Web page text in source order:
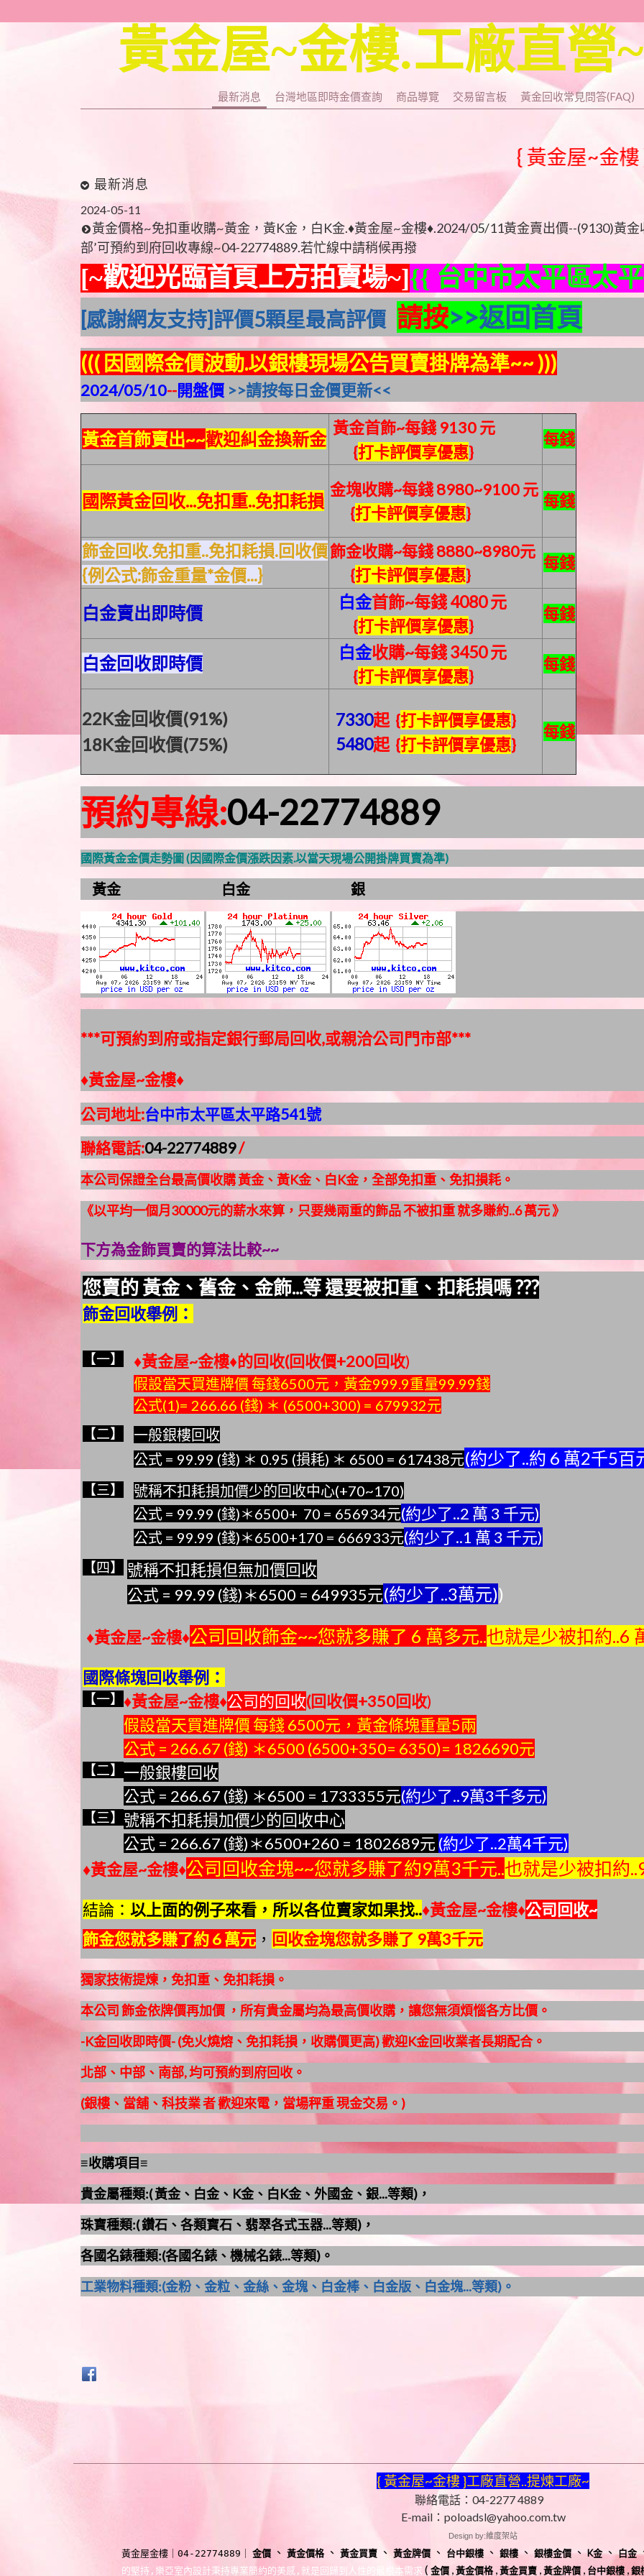
黃金屋~金樓.工廠直營
最新消息 台灣地區即時金價查詢 商品導覽 交易留言板 黃金回收常見問答(FAQ)
{ 黃金屋~金樓 } 工廠
最新消息
2024-05-11
黃金價格~免扣重收購~黃金，黃K金，白K金.♦黃金屋~金樓♦.2024/05/11黃金賣出價--(9130)黃
部’可預約到府回收專線~04-22774889.若忙線中請稍候再撥
[~歡迎光臨首頁上方拍賣場~]{{ 台中市太平區太
[感謝網友支持]評價5顆星最高評價 請按>>返回首頁
((( 因國際金價波動.以銀樓現場公告買賣掛牌為準~~ )))
2024/05/10--開盤價 >>請按每日金價更新<<
黃金首飾賣出~~歡迎糾金換新金
黃金首飾~每錢 9130 元
{打卡評價享優惠}
每錢
國際黃金回收...免扣重..免扣耗損
金塊收購~每錢 8980~9100 元
{打卡評價享優惠}
每錢
飾金回收.免扣重..免扣耗損.回收價
{例公式:飾金重量*金價...}
飾金收購~每錢 8880~8980元
{打卡評價享優惠}
每錢
白金賣出即時價
白金首飾~每錢 4080元
{打卡評價享優惠}
每錢
白金回收即時價
白金收購~每錢 3450元
{打卡評價享優惠}
每錢
22K金回收價(91%)
18K金回收價(75%)
7330起 {打卡評價享優惠}
5480起 {打卡評價享優惠}
每錢
預約專線:04-22774889
國際黃金金價走勢圖 (因國際金價漲跌因素.以當天現場公開掛牌買賣為準)
黃金 白金 銀
***可預約到府或指定銀行郵局回收,或親洽公司門市部***
♦黃金屋~金樓♦
公司地址:台中市太平區太平路541號
聯絡電話:04-22774889/
本公司保證全台最高價收購 黃金、黃K金、白K金，全部免扣重、免扣損耗。
《以平均一個月30000元的薪水來算，只要幾兩重的飾品 不被扣重 就多賺約..6 萬元 》
下方為金飾買賣的算法比較~~
您賣的 黃金、 舊金、 金飾...等 還要被扣重 、 扣耗損嗎 ???
飾金回收舉例：
【一】 ♦黃金屋~金樓♦的回收(回收價+200回收)
假設當天買進牌價 每錢6500元，黃金999.9重量99.99錢
公式(1)= 266.66 (錢) ＊ (6500+300) = 679932元
【二】
一般銀樓回收
公式 = 99.99 (錢) ＊ 0.95 (損耗) ＊ 6500 = 617438元(約少了..約 6 萬2千5百
【三】
號稱不扣耗損加價少的回收中心(+70~170)
公式 = 99.99 (錢)＊6500+ 70 = 656934元(約少了..2 萬 3 千元)
公式 = 99.99 (錢)＊6500+170 = 666933元(約少了..1 萬 3 千元)
【四】
號稱不扣耗損但無加價回收
公式 = 99.99 (錢)＊6500 = 649935元(約少了..3萬元))
♦黃金屋~金樓♦公司回收飾金~~您就多賺了 6 萬多元..也就是少被扣約..6
國際條塊回收舉例：
【一】 ♦黃金屋~金樓♦公司的回收(回收價+350回收)
假設當天買進牌價 每錢 6500元，黃金條塊重量5兩
公式 = 266.67 (錢) ＊6500 (6500+350= 6350)= 1826690元
【二】 一般銀樓回收
公式 = 266.67 (錢) ＊6500 = 1733355元(約少了..9萬3千多元)
【三】 號稱不扣耗損加價少的回收中心
公式 = 266.67 (錢)＊6500+260 = 1802689元 (約少了..2萬4千元)
♦黃金屋~金樓♦公司回收金塊~~您就多賺了約9萬3千元..也就是少被扣約
結論： 以上面的例子來看 ， 所以各位賣家如果找..♦黃金屋~金樓♦公司回收~
飾金您就多賺了約 6 萬元 ， 回收金塊您就多賺了 9萬3千元
獨家技術提煉，免扣重、免扣耗損。
本公司 飾金依牌價再加價 ，所有貴金屬均為最高價收購，讓您無須煩惱各方比價。
-K金回收即時價- (免火燒熔、免扣耗損，收購價更高) 歡迎K金回收業者長期配合。
北部、中部、南部, 均可預約到府回收。
(銀樓、當舖、科技業 者 歡迎來電，當場秤重 現金交易。)
≡收購項目≡
貴金屬種類:( 黃金、白金、K金、白K金、外國金、銀...等類)，
珠寶種類:( 鑽石、各類寶石、翡翠各式玉器...等類)，
各國名錶種類:(各國名錶、機械名錶...等類)。
工業物料種類:(金粉、金粒、金絲、金塊、白金棒、白金版、白金塊...等類)。
{ 黃金屋~金樓 }工廠直營..提煉工廠~
聯絡電話：04-2277 4889
E-mail：poloadsl@yahoo.com.tw
Design by:維度架站
黃金屋金樓 ｜04-22774889｜ 金價 、 黃金價格 、 黃金買賣 、 黃金牌價 、 台中銀樓 、 銀樓 、 銀樓金價 、 K金、白金
的堅持,樂亞室內設計秉持專業簡約的美感,就是回歸到人性的最根本需求 ( 金價 ,黃金價格 ,黃金買賣 ,黃金牌價 , 台中銀樓 ,銀